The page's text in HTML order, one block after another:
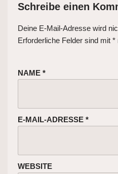
Schreibe einen
Deine E-Mail-Adresse wird
Erforderliche Felder sind mit *
NAME *
E-MAIL-ADRESSE *
WEBSITE